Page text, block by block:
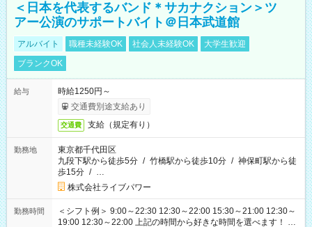
＜日本を代表するバンド＊サカナクション＞ツ
アー公演のサポートバイト＠日本武道館
アルバイト 職種未経験OK 社会人未経験OK
大学生歓迎
ブランクOK
給与
時給1250円～
交通費別途支給あり
交通費 支給（規定有り）
勤務地
東京都千代田区
九段下駅から徒歩5分 / 竹橋駅から徒歩10分 / 神保町駅から徒
歩15分 / …
株式会社ライブパワー
勤務時間
＜シフト例＞ 9:00～22:30 12:30～22:00 15:30～21:00 12:30～
19:00 12:30～22:00 上記の時間から好きな時間を選べます！ ※